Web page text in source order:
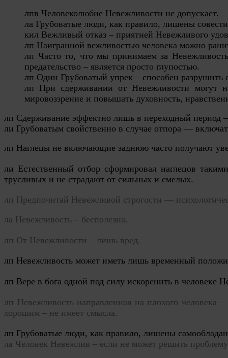
лпв Человеколюбие Невежливости не допускает.
ла Грубоватые люди, как правило, лишены
кил Вежливый отказ – приятней Невежливого
лп Наигранной вежливостью человека можно
лп Часто то, что мы принимаем за
предательство – является просто глупостью.
лп Один Грубоватый упрек – способен
лп При сдерживании от Невежливости могут
мировоззрение и повышать духовность,
лп Сдерживание эффектно лишь в переходный период
ли Грубоватым свойственно в случае отпора —
лп Наглецы не включающие заднюю часто получают
ли Естественный отбор сформировал наглецов
трусливых и не страдают от сильных и смелых.
лп Предпочитай Невежливой строгости —
ла Невежливость – бесполезна.
лп От Невежливости – лишь вред.
лп Невежливость может иметь лишь временный
лп Вере в бога одной под силу искоренить в человеке
лп Невежливость направленная на плохого человека
хорошим – не имеет смысла.
лп Грубоватые люди, как правило, лишены
ла Человек Невежлив – если не может решить